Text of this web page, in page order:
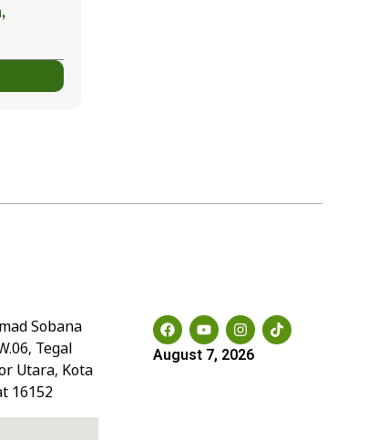
Sobana
Tegal
Utara, Kota
16152
August 7, 2026